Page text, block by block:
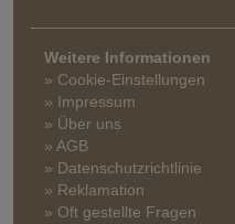
Weitere Informationen
» Cookie-Einstellungen
» Impressum
» Über uns
» AGB
» Datenschutzrichtlinie
» Reklamation
» Oft gestellte Fragen